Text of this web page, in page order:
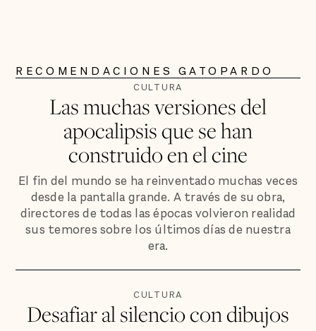
RECOMENDACIONES GATOPARDO
CULTURA
Las muchas versiones del
apocalipsis que se han
construido en el cine
El fin del mundo se ha reinventado muchas veces
desde la pantalla grande. A través de su obra,
directores de todas las épocas volvieron realidad
sus temores sobre los últimos días de nuestra
era.
CULTURA
Desafiar al silencio con dibujos